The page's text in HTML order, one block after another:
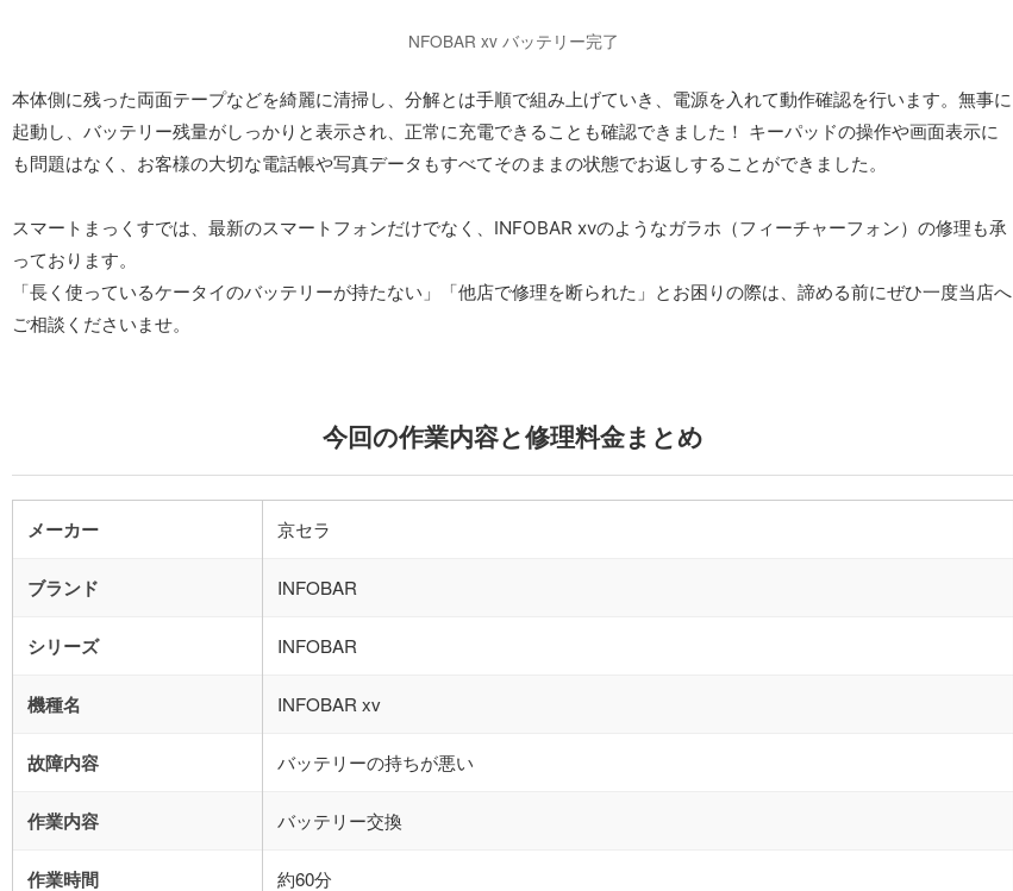
NFOBAR xv バッテリー完了
本体側に残った両面テープなどを綺麗に清掃し、分解とは手順で組み上げていき、電源を入れて動作確認を行います。無事に
起動し、バッテリー残量がしっかりと表示され、正常に充電できることも確認できました！ キーパッドの操作や画面表示に
も問題はなく、お客様の大切な電話帳や写真データもすべてそのままの状態でお返しすることができました。
スマートまっくすでは、最新のスマートフォンだけでなく、INFOBAR xvのようなガラホ（フィーチャーフォン）の修理も承
っております。
「長く使っているケータイのバッテリーが持たない」「他店で修理を断られた」とお困りの際は、諦める前にぜひ一度当店へ
ご相談くださいませ。
今回の作業内容と修理料金まとめ
メーカー 京セラ
ブランド INFOBAR
シリーズ INFOBAR
機種名 INFOBAR xv
故障内容 バッテリーの持ちが悪い
作業内容 バッテリー交換
作業時間 約60分